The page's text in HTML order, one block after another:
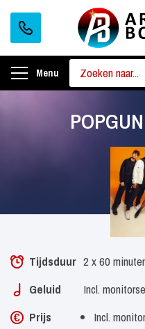
Menu
Tijdsduur 2 x 60
Geluid
Incl.
Prijs
Incl.